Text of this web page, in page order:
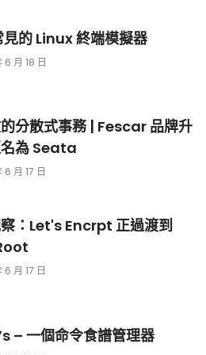
見的 Linux 終端模擬器
6 月 18 日
分散式事務 | Fescar 品牌升
為 Seata
月 17 日
：Let's Encrpt 正過渡到
月 17 日
– 一個命令食譜管理器